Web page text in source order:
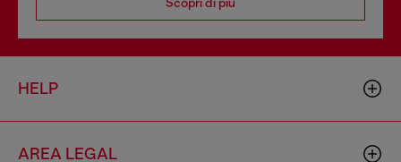
HELP
AREA LEGAL